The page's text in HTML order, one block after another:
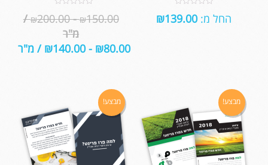
out
החל מ: ₪139.00
out
₪150.00
-
₪200.00
/
מ"ר
₪80.00
-
₪140.00 / מ"ר
מבצע! מבצע!